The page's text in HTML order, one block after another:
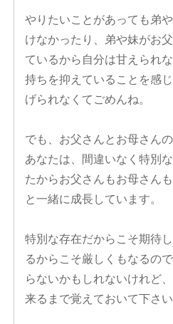
やりたいことがあっても弟
けなかったり、弟や妹がお
ているから自分は甘えられ
持ちを抑えていることを感
げられなくてごめんね。
でも、お父さんとお母さん
あなたは、間違いなく特別
たからお父さんもお母さん
と一緒に成長しています。
特別な存在だからこそ期待
るからこそ厳しくもなるの
らないかもしれないけれど
来るまで覚えておいて下さい